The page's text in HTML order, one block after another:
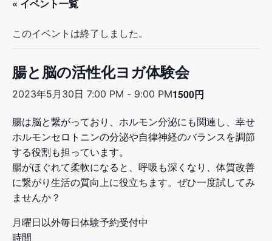
« イベント一覧
このイベントは終了しました。
腸と脳の活性化ヨガ体験会
2023年5月30日 7:00 PM - 9:00 PM1500円
腸は脳と繋がっており、ホルモン分泌にも関連し、幸せ
ホルモンセロトニンの分泌や自律神経のバランスを調節
する役割も担っています。
腸がほぐれて柔軟になると、呼吸も深くなり、体質改善
に繋がり生活の質向上に役立ちます。ぜひ一度試してみ
ませんか？
月曜日以外毎日体験予約受付中
時間